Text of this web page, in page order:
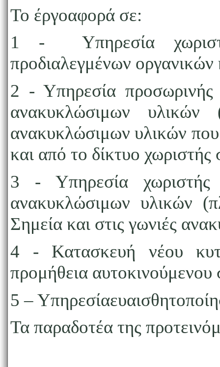
Το έργοαφορά σε:
1 - Υπηρεσία
προδιαλεγμένων
2 - Υπηρεσία προσωρινής
ανακυκλώσιμων
ανακυκλώσιμων υλικών
και από το δίκτυο
3 - Υπηρεσία χωριστής
ανακυκλώσιμων υλικών
Σημεία και στις γωνιές
4 - Κατασκευή νέου
προμήθεια
5 –
Τα παραδοτέα της